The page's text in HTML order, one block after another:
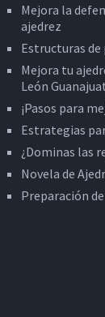
Mejora la
ajedrez
Estructuras
Mejora tu
León
¡Pasos para
Estrategias
¿Dominas las
Novela de
Preparación